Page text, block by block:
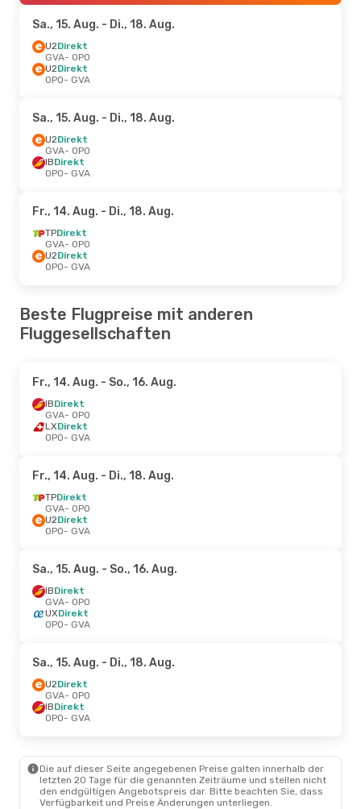
Sa., 15. Aug. - Di., 18. Aug.
U2Direkt
GVA- OPO
U2Direkt
OPO- GVA
Sa., 15. Aug. - Di., 18. Aug.
U2Direkt
GVA- OPO
IBDirekt
OPO- GVA
Fr., 14. Aug. - Di., 18. Aug.
TPDirekt
GVA- OPO
U2Direkt
OPO- GVA
Beste Flugpreise mit anderen
Fluggesellschaften
Fr., 14. Aug. - So., 16. Aug.
IBDirekt
GVA- OPO
LXDirekt
OPO- GVA
Fr., 14. Aug. - Di., 18. Aug.
TPDirekt
GVA- OPO
U2Direkt
OPO- GVA
Sa., 15. Aug. - So., 16. Aug.
IBDirekt
GVA- OPO
UXDirekt
OPO- GVA
Sa., 15. Aug. - Di., 18. Aug.
U2Direkt
GVA- OPO
IBDirekt
OPO- GVA
Die auf dieser Seite angegebenen Preise galten innerhalb der
letzten 20 Tage für die genannten Zeiträume und stellen nicht
den endgültigen Angebotspreis dar. Bitte beachten Sie, dass
Verfügbarkeit und Preise Änderungen unterliegen.